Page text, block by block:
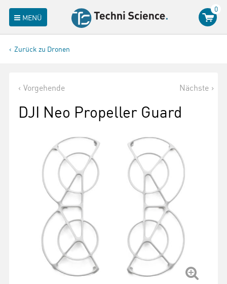
MENÜ
0
Zurück zu Dronen
Vorgehende Nächste
DJI Neo Propeller Guard